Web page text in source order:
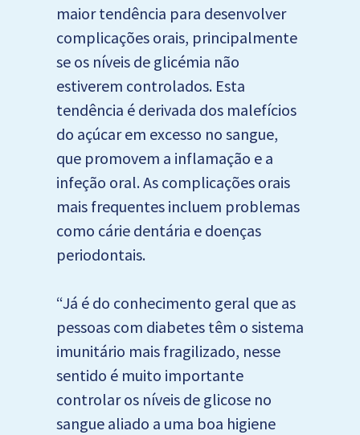
maior tendência para desenvolver
complicações orais, principalmente
se os níveis de glicémia não
estiverem controlados. Esta
tendência é derivada dos malefícios
do açúcar em excesso no sangue,
que promovem a inflamação e a
infeção oral. As complicações orais
mais frequentes incluem problemas
como cárie dentária e doenças
periodontais.
“Já é do conhecimento geral que as
pessoas com diabetes têm o sistema
imunitário mais fragilizado, nesse
sentido é muito importante
controlar os níveis de glicose no
sangue aliado a uma boa higiene